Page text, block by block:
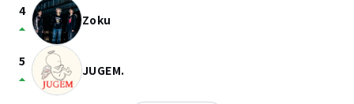
4
arrow_drop_up Zoku
5
arrow_drop_up JUGEM.